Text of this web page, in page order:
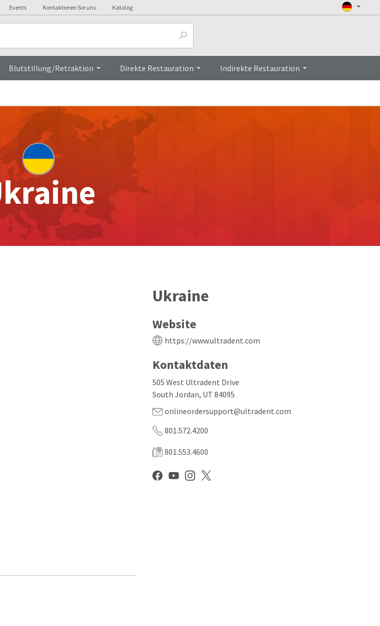
Events Kontaktieren Sie uns Katalog
Blutstillung/Retraktion Direkte Restauration Indirekte Restauration
Ukraine
Website
https://www.ultradent.com
Kontaktdaten
505 West Ultradent Drive
South Jordan, UT 84095
onlineordersupport@ultradent.com
801.572.4200
801.553.4600